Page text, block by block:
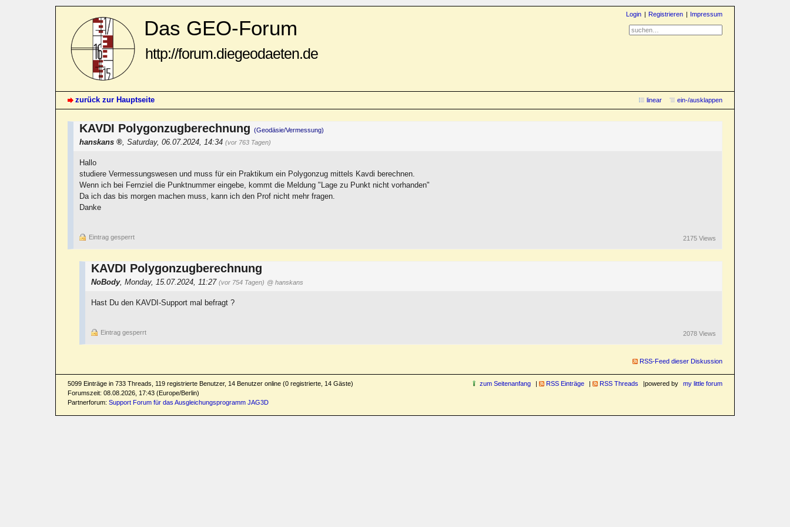
Das GEO-Forum
http://forum.diegeodaeten.de
Login Registrieren Impressum
zurück zur Hauptseite linear ein-/ausklappen
KAVDI Polygonzugberechnung(Geodäsie/Vermessung)
hanskans ,Saturday, 06.07.2024, 14:34(vor 763 Tagen)
Hallo
studiere Vermessungswesen und muss für ein Praktikum ein Polygonzug mittels Kavdi berechnen.
Wenn ich bei Fernziel die Punktnummer eingebe, kommt die Meldung "Lage zu Punkt nicht vorhanden"
Da ich das bis morgen machen muss, kann ich den Prof nicht mehr fragen.
Danke
Eintrag gesperrt 2175 Views
KAVDI Polygonzugberechnung
NoBody,Monday, 15.07.2024, 11:27(vor 754 Tagen) @ hanskans
Hast Du den KAVDI-Support mal befragt ?
Eintrag gesperrt 2078 Views
RSS-Feed dieser Diskussion
5099 Einträge in 733 Threads, 119 registrierte Benutzer, 14 Benutzer online (0 registrierte, 14 Gäste)
Forumszeit: 08.08.2026, 17:43 (Europe/Berlin)
Partnerforum:Support Forum für das Ausgleichungsprogramm JAG3D
zum Seitenanfang RSS Einträge RSS Threads powered by my little forum